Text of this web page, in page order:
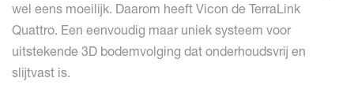
wel eens moeilijk. Daarom heeft Vicon de TerraLink
Quattro. Een eenvoudig maar uniek systeem voor
uitstekende 3D bodemvolging dat onderhoudsvrij en
slijtvast is.